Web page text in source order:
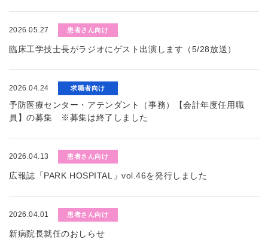
2026.05.27 患者さん向け
臨床工学技士長がラジオにゲスト出演します（5/28放送）
2026.04.24 求職者向け
予防医療センター・アテンダント（事務）【会計年度任用職
員】の募集 ※募集は終了しました
2026.04.13 患者さん向け
広報誌「PARK HOSPITAL」vol.46を発行しました
2026.04.01 患者さん向け
新病院長就任のおしらせ